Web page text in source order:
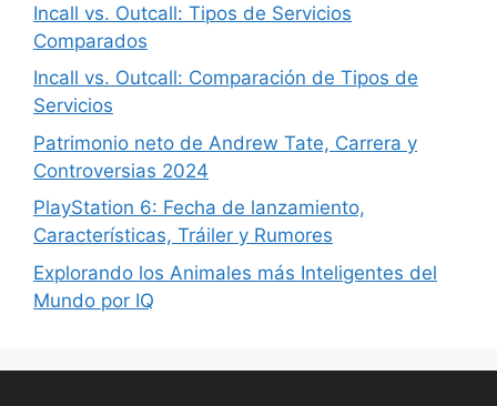
Incall vs. Outcall: Tipos de Servicios
Comparados
Incall vs. Outcall: Comparación de Tipos de
Servicios
Patrimonio neto de Andrew Tate, Carrera y
Controversias 2024
PlayStation 6: Fecha de lanzamiento,
Características, Tráiler y Rumores
Explorando los Animales más Inteligentes del
Mundo por IQ